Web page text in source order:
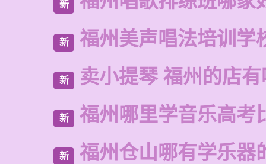
新
新 福州美声唱法培训学
新 卖小提琴 福州的店
新 福州哪里学音乐高考
新 福州仓山哪有学乐器